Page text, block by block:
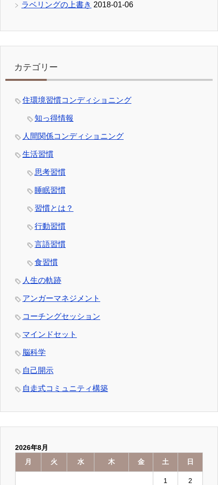
ラベリングの上書き 2018-01-06
カテゴリー
住環境習慣コンディショニング
知っ得情報
人間関係コンディショニング
生活習慣
思考習慣
睡眠習慣
習慣とは？
行動習慣
言語習慣
食習慣
人生の軌跡
アンガーマネジメント
コーチングセッション
マインドセット
脳科学
自己開示
自走式コミュニティ構築
2026年8月
月
火 水 木 金 土 日
1 2